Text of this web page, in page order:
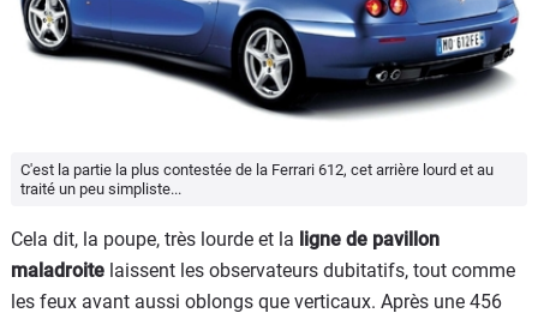
C'est la partie la plus contestée de la Ferrari 612, cet arrière lourd et au
traité un peu simpliste...
Cela dit, la poupe, très lourde et la ligne de pavillon
maladroite laissent les observateurs dubitatifs, tout comme
les feux avant aussi oblongs que verticaux. Après une 456